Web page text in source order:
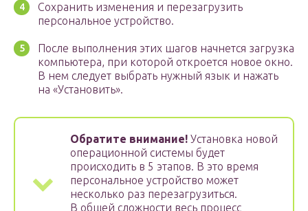
Сохранить изменения и перезагрузить
персональное устройство.
После выполнения этих шагов начнется загрузка
компьютера, при которой откроется новое окно.
В нем следует выбрать нужный язык и нажать
на «Установить».
Обратите внимание! Установка новой
операционной системы будет
происходить в 5 этапов. В это время
персональное устройство может
несколько раз перезагрузиться.
В общей сложности весь процесс